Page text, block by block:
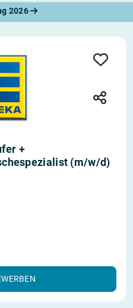
2026
+
(m/w/d)